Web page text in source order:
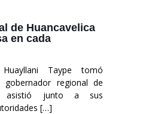
de Huancavelica
en cada
Taype tomó
regional de
asistió junto a sus
[…]